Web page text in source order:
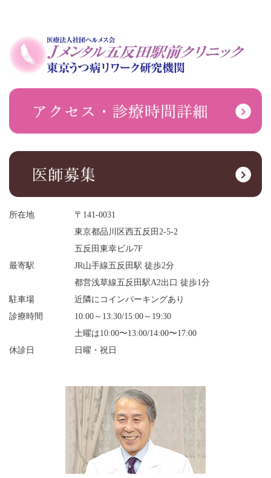
所在地
〒141-0031
東京都品川区西五反田2-5-2
五反田東幸ビル7F
最寄駅
JR山手線五反田駅 徒歩2分
都営浅草線五反田駅A2出口 徒歩1分
駐車場
近隣にコインパーキングあり
診療時間
10:00～13:30/15:00～19:30
土曜は10:00〜13:00/14:00〜17:00
休診日
日曜・祝日